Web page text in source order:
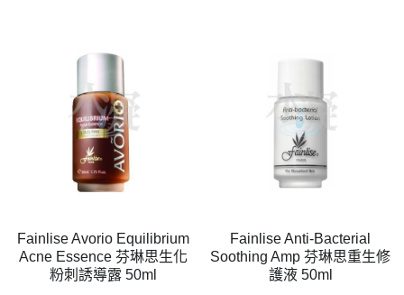
Fainlise Avorio Equilibrium
Acne Essence 芬琳思生化
粉刺誘導露 50ml
Fainlise Anti-Bacterial
Soothing Amp 芬琳思重生修
護液 50ml